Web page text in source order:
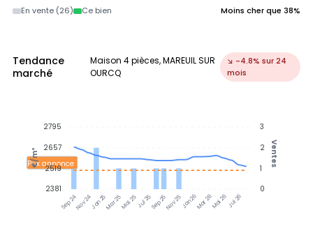
En vente (26) Ce bien Moins cher que 38%
Tendance
marché
Maison 4 pièces, MAREUIL SUR
OURCQ
↘ -4.8% sur 24
mois
Sep 24Nov 24Jan 25Mar 25Mai 25Jul 25Sep 25Nov 25Jan 26Mar 26Mai 26Jul 26
Prix annonce
3
2
1
0
Ventes
2795
2657
2519
2381
€/m²